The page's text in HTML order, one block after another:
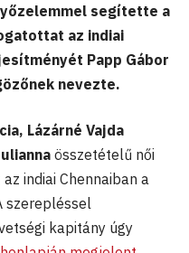
segítette a
az indiai
Papp Gábor
nevezte.
Lázárné Vajda
összetételű női
indiai Chennaiban a
szerepléssel
kapitány úgy